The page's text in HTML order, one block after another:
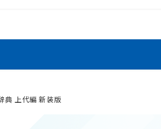
典 上代編 新装版